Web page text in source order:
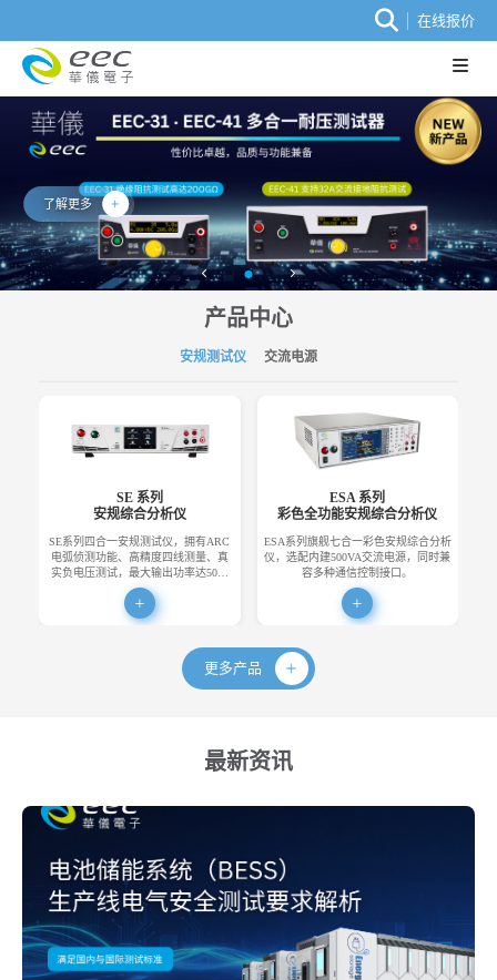
在线报价
了解更多
产品中心
安规测试仪 交流电源
SE 系列
安规综合分析仪
SE系列四合一安规测试仪，拥有ARC
电弧侦测功能、高精度四线测量、真
实负电压测试，最大输出功率达50…
ESA 系列
彩色全功能安规综合分析仪
ESA系列旗舰七合一彩色安规综合分析
仪，选配内建500VA交流电源，同时兼
容多种通信控制接口。
更多产品
最新资讯